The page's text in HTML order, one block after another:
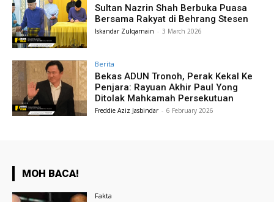
Sultan Nazrin Shah Berbuka Puasa
Bersama Rakyat di Behrang Stesen
Iskandar Zulqarnain - 3 March 2026
Berita
Bekas ADUN Tronoh, Perak Kekal Ke
Penjara: Rayuan Akhir Paul Yong
Ditolak Mahkamah Persekutuan
Freddie Aziz Jasbindar - 6 February 2026
MOH BACA!
Fakta